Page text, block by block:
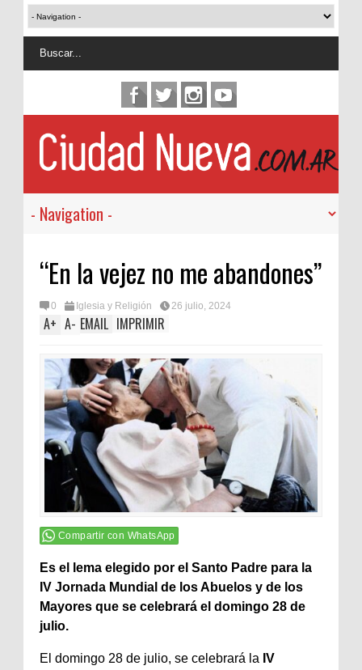
“En la vejez no me abandones”
0 Iglesia y Religión 26 julio, 2024
A+ A- EMAIL IMPRIMIR
Compartir con WhatsApp
Es el lema elegido por el Santo Padre para la
IV Jornada Mundial de los Abuelos y de los
Mayores que se celebrará el domingo 28 de
julio.
El domingo 28 de julio, se celebrará la IV